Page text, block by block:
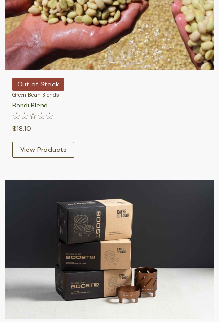
Out of Stock
Green Bean Blends
Bondi Blend
☆☆☆☆☆
$18.10
View Products